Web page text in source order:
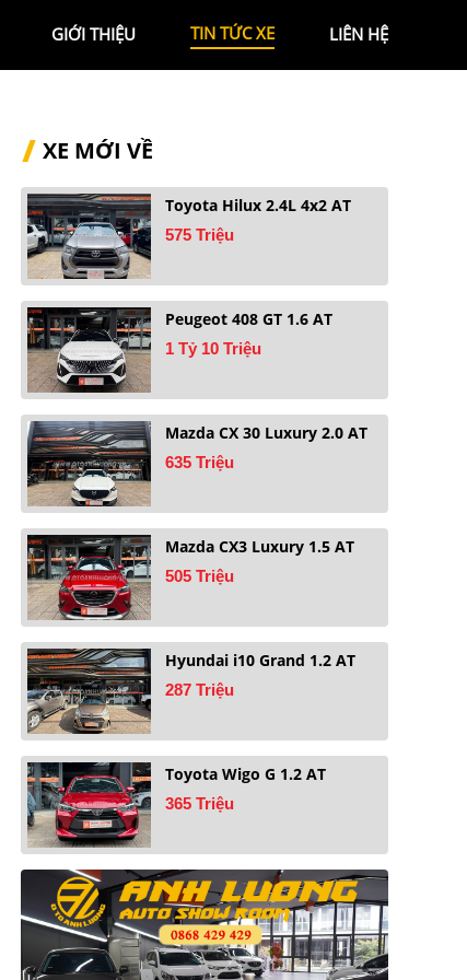
GIỚI THIỆU TIN TỨC XE LIÊN HỆ
XE MỚI VỀ
Toyota Hilux 2.4L 4x2 AT
575 Triệu
Peugeot 408 GT 1.6 AT
1 Tỷ 10 Triệu
Mazda CX 30 Luxury 2.0 AT
635 Triệu
Mazda CX3 Luxury 1.5 AT
505 Triệu
Hyundai i10 Grand 1.2 AT
287 Triệu
Toyota Wigo G 1.2 AT
365 Triệu